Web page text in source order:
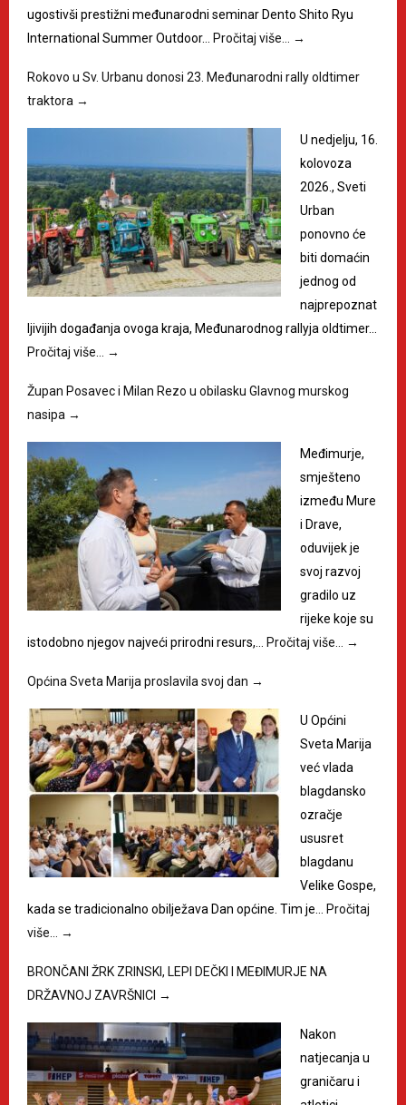
ugostivši prestižni međunarodni seminar Dento Shito Ryu
International Summer Outdoor…
Pročitaj više… →
Rokovo u Sv. Urbanu donosi 23. Međunarodni rally oldtimer
traktora →
U nedjelju, 16.
kolovoza
2026., Sveti
Urban
ponovno će
biti domaćin
jednog od
najprepoznat
ljivijih događanja ovoga kraja, Međunarodnog rallyja oldtimer…
Pročitaj više…
→
Župan Posavec i Milan Rezo u obilasku Glavnog murskog
nasipa →
Međimurje,
smješteno
između Mure
i Drave,
oduvijek je
svoj razvoj
gradilo uz
rijeke koje su
istodobno njegov najveći prirodni resurs,…
Pročitaj više… →
Općina Sveta Marija proslavila svoj dan →
U Općini
Sveta Marija
već vlada
blagdansko
ozračje
ususret
blagdanu
Velike Gospe,
kada se tradicionalno obilježava Dan općine. Tim je…
Pročitaj
više…
→
BRONČANI ŽRK ZRINSKI, LEPI DEČKI I MEĐIMURJE NA
DRŽAVNOJ ZAVRŠNICI →
Nakon
natjecanja u
graničaru i